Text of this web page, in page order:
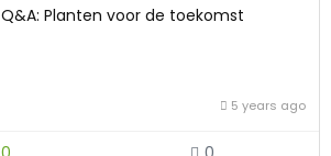
Q&A: Planten voor de toekomst
5 years ago